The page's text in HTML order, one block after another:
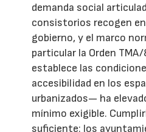
demanda social
consistorios recogen
gobierno, y el marco
particular la Orden
establece las
accesibilidad en los
urbanizados— ha
mínimo exigible.
suficiente: los